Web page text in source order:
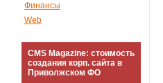
Финансы
Web
CMS Magazine: стоимость
создания корп. сайта в
Приволжском ФО